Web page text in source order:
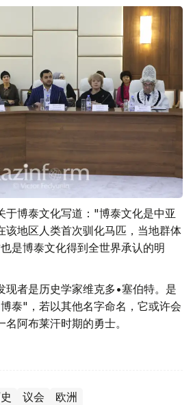
于博泰文化写道："博泰文化是中亚
该地区人类首次驯化马匹，当地群体
是博泰文化得到全世界承认的明
现者是历史学家维克多•塞伯特。是
泰"，若以其他名字命名，它或许会
阿布莱汗时期的勇士。
议会 欧洲